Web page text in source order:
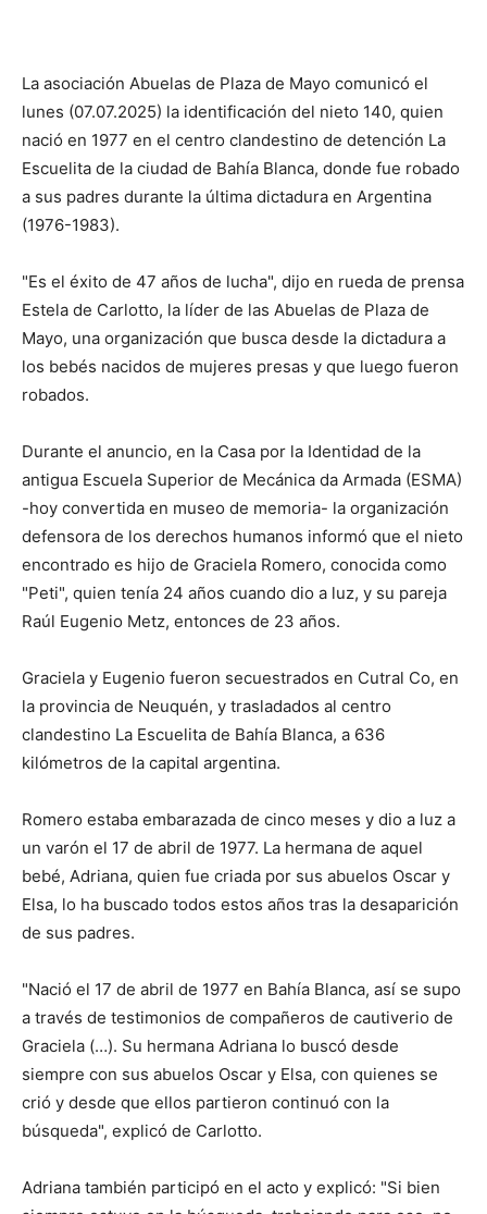
La asociación Abuelas de Plaza de Mayo comunicó el
lunes (07.07.2025) la identificación del nieto 140, quien
nació en 1977 en el centro clandestino de detención La
Escuelita de la ciudad de Bahía Blanca, donde fue robado
a sus padres durante la última dictadura en Argentina
(1976-1983).
"Es el éxito de 47 años de lucha", dijo en rueda de prensa
Estela de Carlotto, la líder de las Abuelas de Plaza de
Mayo, una organización que busca desde la dictadura a
los bebés nacidos de mujeres presas y que luego fueron
robados.
Durante el anuncio, en la Casa por la Identidad de la
antigua Escuela Superior de Mecánica da Armada (ESMA)
-hoy convertida en museo de memoria- la organización
defensora de los derechos humanos informó que el nieto
encontrado es hijo de Graciela Romero, conocida como
"Peti", quien tenía 24 años cuando dio a luz, y su pareja
Raúl Eugenio Metz, entonces de 23 años.
Graciela y Eugenio fueron secuestrados en Cutral Co, en
la provincia de Neuquén, y trasladados al centro
clandestino La Escuelita de Bahía Blanca, a 636
kilómetros de la capital argentina.
Romero estaba embarazada de cinco meses y dio a luz a
un varón el 17 de abril de 1977. La hermana de aquel
bebé, Adriana, quien fue criada por sus abuelos Oscar y
Elsa, lo ha buscado todos estos años tras la desaparición
de sus padres.
"Nació el 17 de abril de 1977 en Bahía Blanca, así se supo
a través de testimonios de compañeros de cautiverio de
Graciela (…). Su hermana Adriana lo buscó desde
siempre con sus abuelos Oscar y Elsa, con quienes se
crió y desde que ellos partieron continuó con la
búsqueda", explicó de Carlotto.
Adriana también participó en el acto y explicó: "Si bien